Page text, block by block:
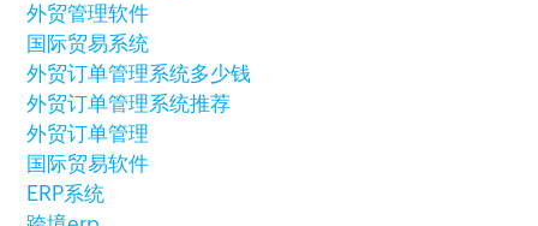
外贸管理软件
国际贸易系统
外贸订单管理系统多少钱
外贸订单管理系统推荐
外贸订单管理
国际贸易软件
ERP系统